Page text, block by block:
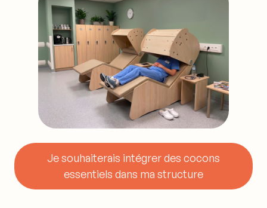
Je souhaiterais intégrer des cocons
essentiels dans ma structure